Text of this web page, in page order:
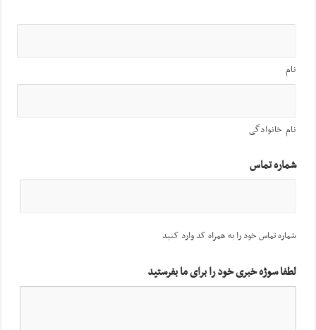
نام
نام خانوادگی
شماره تماس
شماره تماس خود را به همراه کد وارد کنید
لطفا سوژه خبری خود را برای ما بفرستید